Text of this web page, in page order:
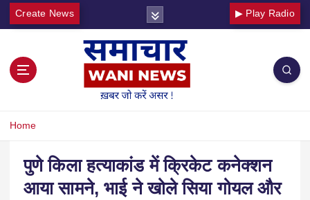
Create News ▶ Play Radio
Home
पुणे किला हत्याकांड में क्रिकेट कनेक्शन
आया सामने, भाई ने खोले सिया गोयल और